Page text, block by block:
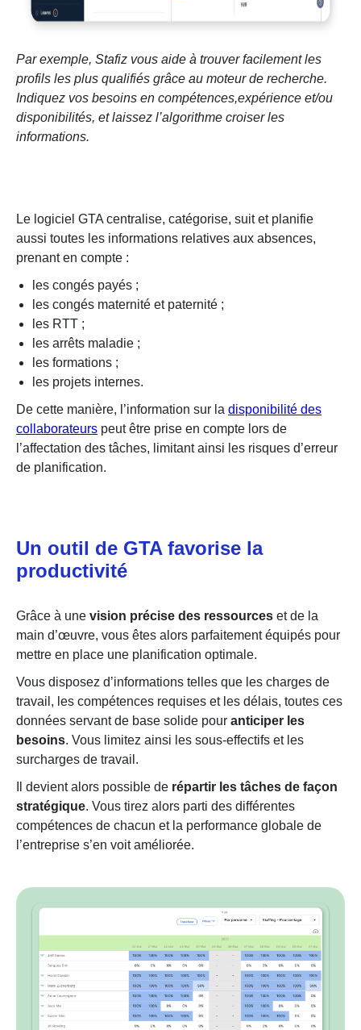
Par exemple, Stafiz vous aide à trouver facilement les
profils les plus qualifiés grâce au moteur de recherche.
Indiquez vos besoins en compétences,expérience et/ou
disponibilités, et laissez l’algorithme croiser les
informations.
Le logiciel GTA centralise, catégorise, suit et planifie
aussi toutes les informations relatives aux absences,
prenant en compte :
les congés payés ;
les congés maternité et paternité ;
les RTT ;
les arrêts maladie ;
les formations ;
les projets internes.
De cette manière, l’information sur la disponibilité des
collaborateurs peut être prise en compte lors de
l’affectation des tâches, limitant ainsi les risques d’erreur
de planification.
Un outil de GTA favorise la
productivité
Grâce à une vision précise des ressources et de la
main d’œuvre, vous êtes alors parfaitement équipés pour
mettre en place une planification optimale.
Vous disposez d’informations telles que les charges de
travail, les compétences requises et les délais, toutes ces
données servant de base solide pour anticiper les
besoins. Vous limitez ainsi les sous-effectifs et les
surcharges de travail.
Il devient alors possible de répartir les tâches de façon
stratégique. Vous tirez alors parti des différentes
compétences de chacun et la performance globale de
l’entreprise s’en voit améliorée.